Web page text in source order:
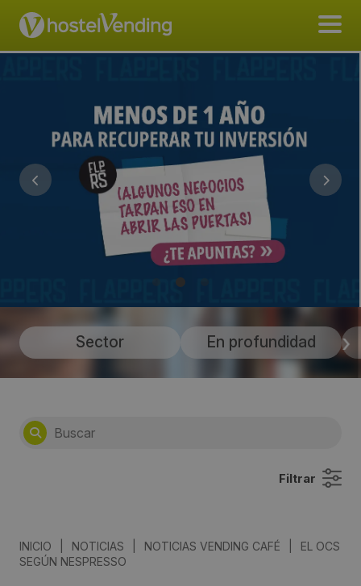
Sector En profundidad
Filtrar
INICIO NOTICIAS NOTICIAS VENDING CAFÉ
EL OCS
SEGÚN NESPRESSO